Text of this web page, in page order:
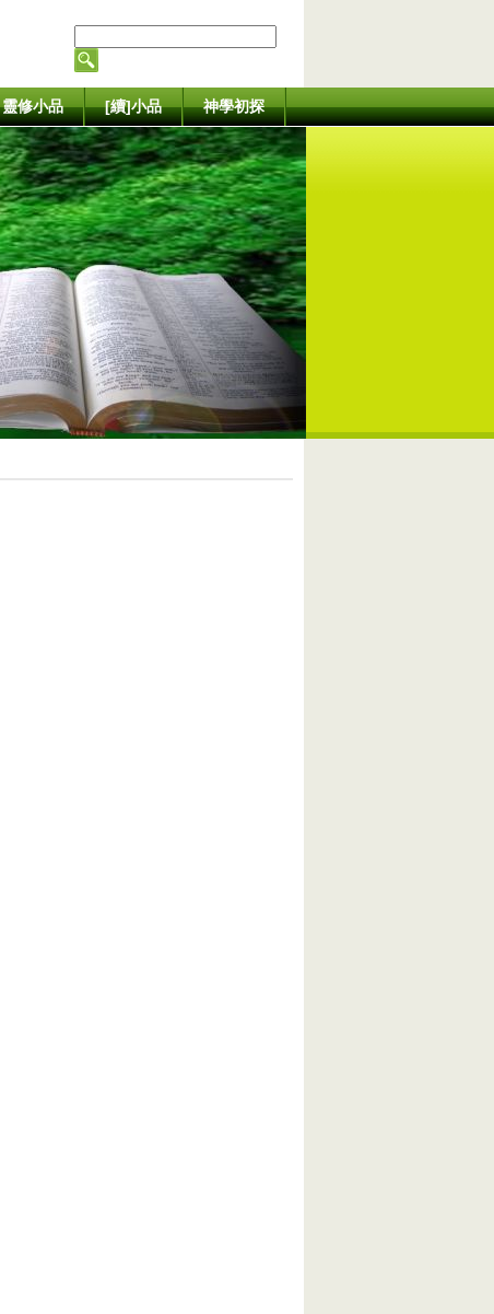
靈修小品 [續]小品 神學初探